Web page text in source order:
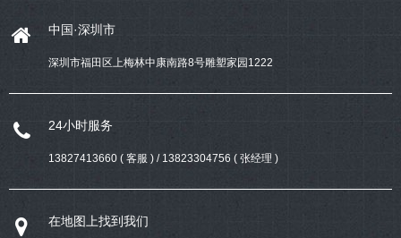
中国·深圳市
深圳市福田区上梅林中康南路8号雕塑家园1222
24小时服务
13827413660 ( 客服 ) / 13823304756 ( 张经理 )
在地图上找到我们